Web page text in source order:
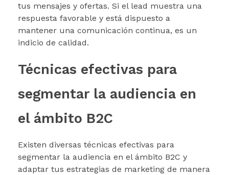
tus mensajes y ofertas. Si el lead muestra una
respuesta favorable y está dispuesto a
mantener una comunicación continua, es un
indicio de calidad.
Técnicas efectivas para
segmentar la audiencia en
el ámbito B2C
Existen diversas técnicas efectivas para
segmentar la audiencia en el ámbito B2C y
adaptar tus estrategias de marketing de manera